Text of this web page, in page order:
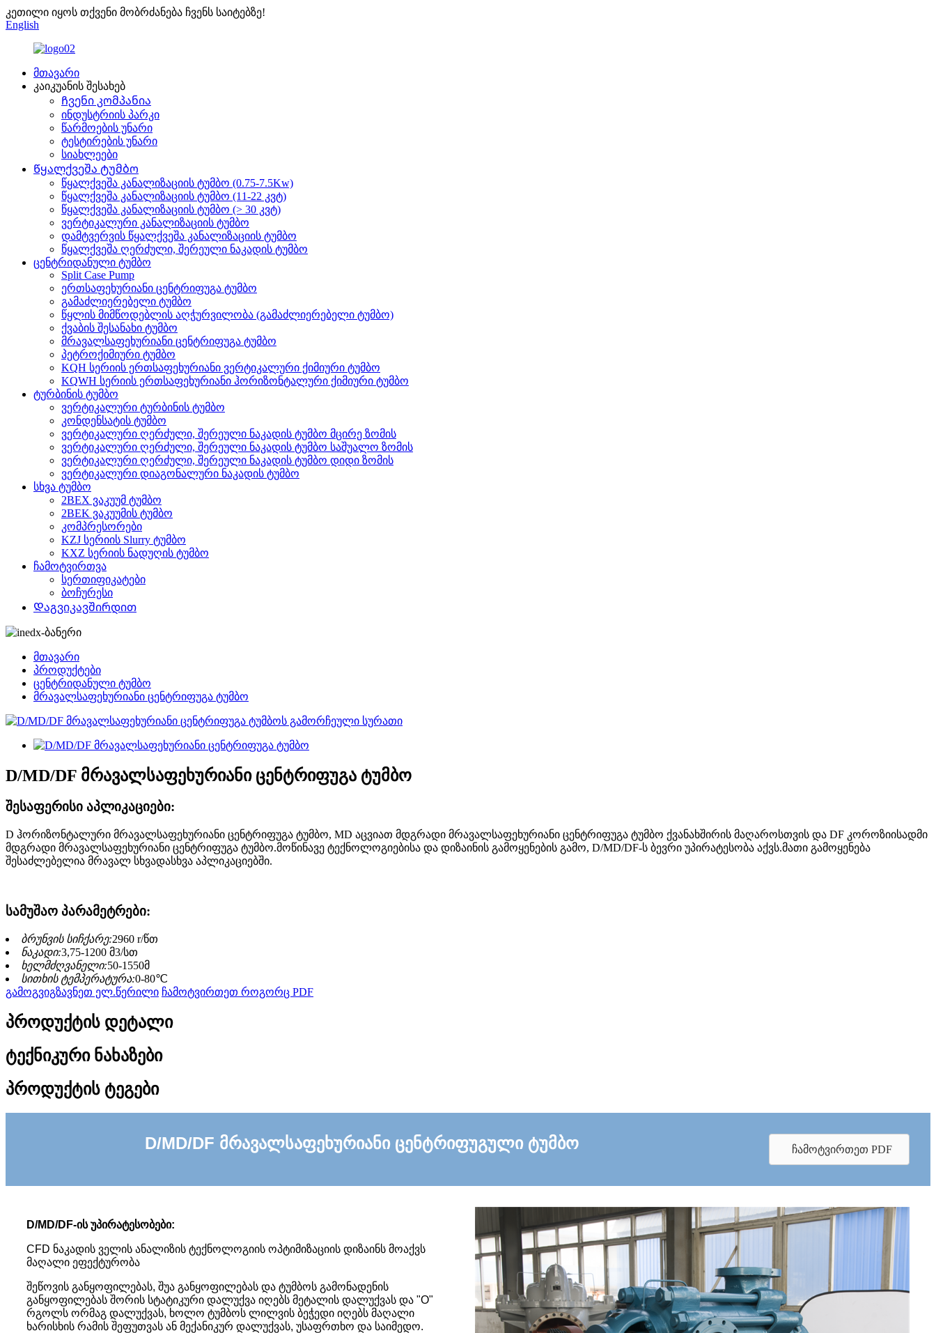
კეთილი იყოს თქვენი მობრძანება ჩვენს საიტებზე!
English
მთავარი
კაიკუანის შესახებ
Ჩვენი კომპანია
ინდუსტრიის პარკი
წარმოების უნარი
ტესტირების უნარი
სიახლეები
Წყალქვეშა ტუმბო
წყალქვეშა კანალიზაციის ტუმბო (0.75-7.5Kw)
წყალქვეშა კანალიზაციის ტუმბო (11-22 კვტ)
წყალქვეშა კანალიზაციის ტუმბო (> 30 კვტ)
ვერტიკალური კანალიზაციის ტუმბო
დამტვერვის წყალქვეშა კანალიზაციის ტუმბო
წყალქვეშა ღერძული, შერეული ნაკადის ტუმბო
ცენტრიდანული ტუმბო
Split Case Pump
ერთსაფეხურიანი ცენტრიფუგა ტუმბო
გამაძლიერებელი ტუმბო
წყლის მიმწოდებლის აღჭურვილობა (გამაძლიერებელი ტუმბო)
ქვაბის შესანახი ტუმბო
მრავალსაფეხურიანი ცენტრიფუგა ტუმბო
პეტროქიმიური ტუმბო
KQH სერიის ერთსაფეხურიანი ვერტიკალური ქიმიური ტუმბო
KQWH სერიის ერთსაფეხურიანი ჰორიზონტალური ქიმიური ტუმბო
ტურბინის ტუმბო
ვერტიკალური ტურბინის ტუმბო
კონდენსატის ტუმბო
ვერტიკალური ღერძული, შერეული ნაკადის ტუმბო მცირე ზომის
ვერტიკალური ღერძული, შერეული ნაკადის ტუმბო საშუალო ზომის
ვერტიკალური ღერძული, შერეული ნაკადის ტუმბო დიდი ზომის
ვერტიკალური დიაგონალური ნაკადის ტუმბო
სხვა ტუმბო
2BEX ვაკუუმ ტუმბო
2BEK ვაკუუმის ტუმბო
კომპრესორები
KZJ სერიის Slurry ტუმბო
KXZ სერიის ნადუღის ტუმბო
ჩამოტვირთვა
სერთიფიკატები
ბოჩურესი
Დაგვიკავშირდით
მთავარი
პროდუქტები
ცენტრიდანული ტუმბო
მრავალსაფეხურიანი ცენტრიფუგა ტუმბო
D/MD/DF მრავალსაფეხურიანი ცენტრიფუგა ტუმბო
შესაფერისი აპლიკაციები:
D ჰორიზონტალური მრავალსაფეხურიანი ცენტრიფუგა ტუმბო, MD აცვიათ მდგრადი მრავალსაფეხურიანი ცენტრიფუგა ტუმბო ქვანახშირის მაღაროსთვის და DF კოროზიისადმი
მდგრადი მრავალსაფეხურიანი ცენტრიფუგა ტუმბო.მოწინავე ტექნოლოგიებისა და დიზაინის გამოყენების გამო, D/MD/DF-ს ბევრი უპირატესობა აქვს.მათი გამოყენება
შესაძლებელია მრავალ სხვადასხვა აპლიკაციებში.
სამუშაო პარამეტრები:
ბრუნვის სიჩქარე:2960 r/წთ
ნაკადი:3,75-1200 მ3/სთ
ხელმძღვანელი:50-1550მ
სითხის ტემპერატურა:0-80℃
გამოგვიგზავნეთ ელ.წერილი ჩამოტვირთეთ როგორც PDF
პროდუქტის დეტალი
ტექნიკური ნახაზები
პროდუქტის ტეგები
D/MD/DF მრავალსაფეხურიანი ცენტრიფუგული ტუმბო ჩამოტვირთეთ PDF
D/MD/DF-ის უპირატესობები:
CFD ნაკადის ველის ანალიზის ტექნოლოგიის ოპტიმიზაციის დიზაინს მოაქვს
მაღალი ეფექტურობა
შეწოვის განყოფილებას, შუა განყოფილებას და ტუმბოს გამონადენის
განყოფილებას შორის სტატიკური დალუქვა იღებს მეტალის დალუქვას და "O"
რგოლს ორმაგ დალუქვას, ხოლო ტუმბოს ლილვის ბეჭედი იღებს მაღალი
ხარისხის რამის შეფუთვას ან მექანიკურ დალუქვას, უსაფრთხო და საიმედო.